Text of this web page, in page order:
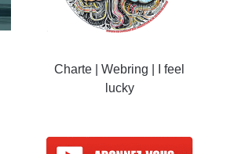
Charte |Webring
I feel
lucky